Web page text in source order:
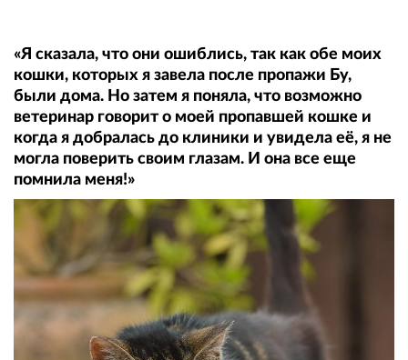
«Я сказала, что они ошиблись, так как обе моих
кошки, которых я завела после пропажи Бу,
были дома. Но затем я поняла, что возможно
ветеринар говорит о моей пропавшей кошке и
когда я добралась до клиники и увидела её, я не
могла поверить своим глазам. И она все еще
помнила меня!»